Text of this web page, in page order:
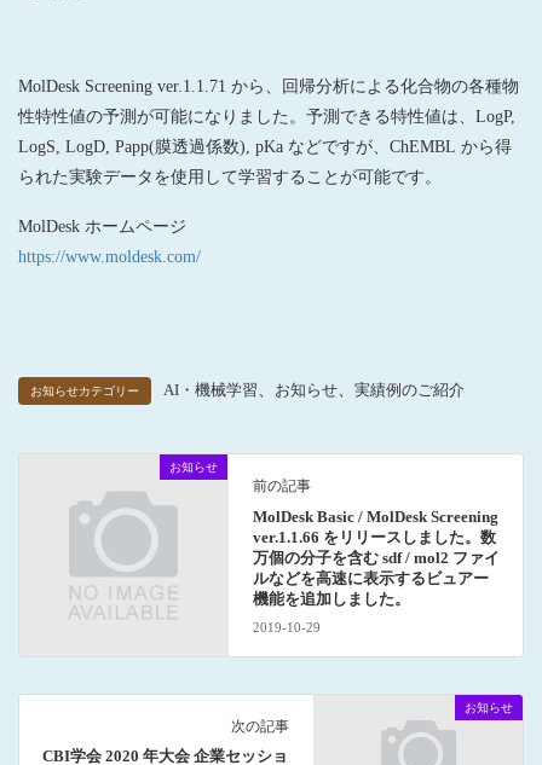
MolDesk Screening ver.1.1.71 から、回帰分析による化合物の各種物
性特性値の予測が可能になりました。予測できる特性値は、LogP,
LogS, LogD, Papp(膜透過係数), pKa などですが、ChEMBL から得
られた実験データを使用して学習することが可能です。
MolDesk ホームページ
https://www.moldesk.com/
お知らせカテゴリー AI・機械学習、 お知らせ、 実績例のご紹介
お知らせ
前の記事
MolDesk Basic / MolDesk Screening
ver.1.1.66 をリリースしました。数
万個の分子を含む sdf / mol2 ファイ
ルなどを高速に表示するビュアー
機能を追加しました。
2019-10-29
お知らせ
次の記事
CBI学会 2020 年大会 企業セッショ